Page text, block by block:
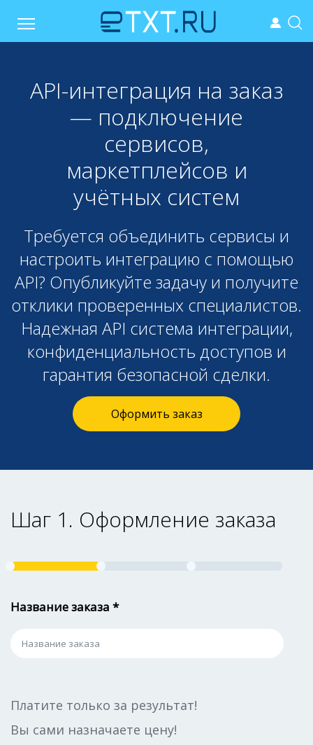
API-интеграция на заказ
— подключение
сервисов,
маркетплейсов и
учётных систем
Требуется объединить сервисы и
настроить интеграцию с помощью
API? Опубликуйте задачу и получите
отклики проверенных специалистов.
Надежная API система интеграции,
конфиденциальность доступов и
гарантия безопасной сделки.
Оформить заказ
Шаг 1. Оформление заказа
Название заказа *
Платите только за результат!
Вы сами назначаете цену!